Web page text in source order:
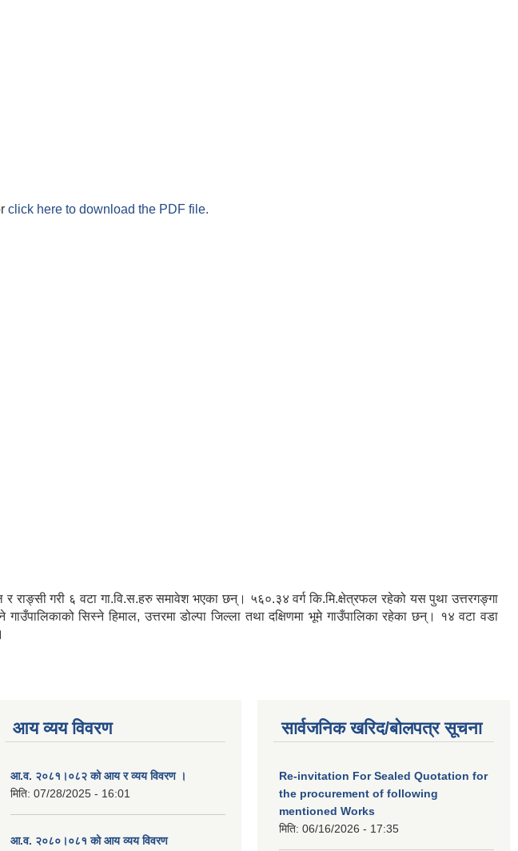
click here to download the PDF file.
र राङ्सी गरी ६ वटा गा.वि.स.हरु समावेश भएका छन्। ५६०.३४ वर्ग कि.मि.क्षेत्रफल रहेको यस पुथा उत्तरगङ्गा
सिस्ने हिमाल, उत्तरमा डोल्पा जिल्ला तथा दक्षिणमा भूमे गाउँपालिका रहेका छन्। १४ वटा वडा
आय व्यय विवरण
आ.व. २०८१।०८२ को आय र व्यय विवरण ।
मिति: 07/28/2025 - 16:01
आ.व. २०८०।०८१ को आय व्यय विवरण
सार्वजनिक खरिद/बोलपत्र सूचना
Re-invitation For Sealed Quotation for
the procurement of following
mentioned Works
मिति: 06/16/2026 - 17:35